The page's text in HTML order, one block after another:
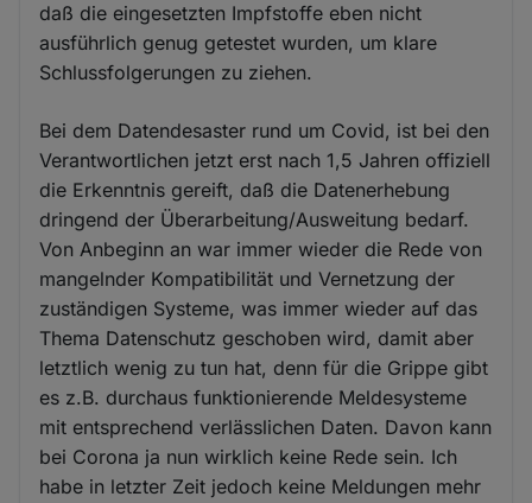
daß die eingesetzten Impfstoffe eben nicht
ausführlich genug getestet wurden, um klare
Schlussfolgerungen zu ziehen.
Bei dem Datendesaster rund um Covid, ist bei den
Verantwortlichen jetzt erst nach 1,5 Jahren offiziell
die Erkenntnis gereift, daß die Datenerhebung
dringend der Überarbeitung/Ausweitung bedarf.
Von Anbeginn an war immer wieder die Rede von
mangelnder Kompatibilität und Vernetzung der
zuständigen Systeme, was immer wieder auf das
Thema Datenschutz geschoben wird, damit aber
letztlich wenig zu tun hat, denn für die Grippe gibt
es z.B. durchaus funktionierende Meldesysteme
mit entsprechend verlässlichen Daten. Davon kann
bei Corona ja nun wirklich keine Rede sein. Ich
habe in letzter Zeit jedoch keine Meldungen mehr